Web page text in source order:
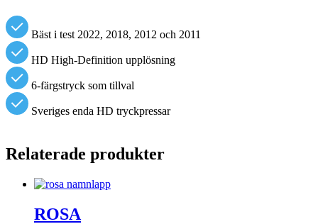
Bäst i test 2022, 2018, 2012 och 2011
HD High-Definition upplösning
6-färgstryck som tillval
Sveriges enda HD tryckpressar
Relaterade produkter
ROSA